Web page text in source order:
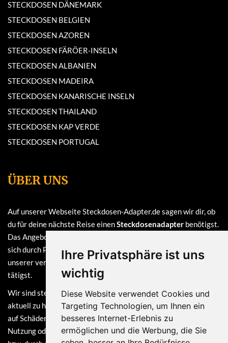
Ihre Privatsphäre ist uns
wichtig
Diese Website verwendet Cookies und
Targeting Technologien, um Ihnen ein
besseres Internet-Erlebnis zu
ermöglichen und die Werbung, die Sie
STECKDOSEN DÄNEMARK
STECKDOSEN BELGIEN
STECKDOSEN AZOREN
STECKDOSEN FÄRÖER-INSELN
STECKDOSEN ALBANIEN
STECKDOSEN MADEIRA
STECKDOSEN KANARISCHE INSELN
STECKDOSEN THAILAND
STECKDOSEN KAP VERDE
STECKDOSEN PORTUGAL
ÜBER UNS
Auf unserer Webseite Steckdosen-Adapter.de sagen wir dir, ob
du für deine nächste Reise einenSteckdosenadapter benötigst.
Das Angebot auf dieser Webseite ist
sich durch Provisionen, die wir erhalten, sofern du bei einem
unserer verlinkten Partner (z.B. Amazon) eine Bestellung
tätigst.
Wir sind stets bemüht, die Informationen auf dieser Webseite
aktuell zu halten. Dennoch sind Haftungsansprüche, welche sich
auf Schäden materieller oder ideeller Art beziehen, die durch die
Nutzung oder Nichtnutzung der dargebotenen Informationen